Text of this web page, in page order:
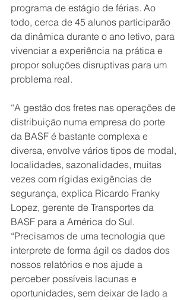
programa de estágio de férias. Ao
todo, cerca de 45 alunos participarão
da dinâmica durante o ano letivo, para
vivenciar a experiência na prática e
propor soluções disruptivas para um
problema real.
“A gestão dos fretes nas operações de
distribuição numa empresa do porte
da BASF é bastante complexa e
diversa, envolve vários tipos de modal,
localidades, sazonalidades, muitas
vezes com rígidas exigências de
segurança, explica Ricardo Franky
Lopez, gerente de Transportes da
BASF para a América do Sul.
“Precisamos de uma tecnologia que
interprete de forma ágil os dados dos
nossos relatórios e nos ajude a
perceber possíveis lacunas e
oportunidades, sem deixar de lado a